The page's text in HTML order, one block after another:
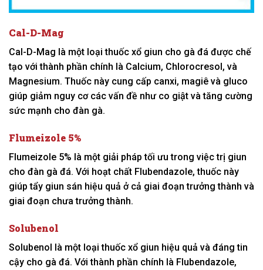
Cal-D-Mag
Cal-D-Mag là một loại thuốc xổ giun cho gà đá được chế
tạo với thành phần chính là Calcium, Chlorocresol, và
Magnesium. Thuốc này cung cấp canxi, magiê và gluco
giúp giảm nguy cơ các vấn đề như co giật và tăng cường
sức mạnh cho đàn gà.
Flumeizole 5%
Flumeizole 5% là một giải pháp tối ưu trong việc trị giun
cho đàn gà đá. Với hoạt chất Flubendazole, thuốc này
giúp tẩy giun sán hiệu quả ở cả giai đoạn trưởng thành và
giai đoạn chưa trưởng thành.
Solubenol
Solubenol là một loại thuốc xổ giun hiệu quả và đáng tin
cậy cho gà đá. Với thành phần chính là Flubendazole,